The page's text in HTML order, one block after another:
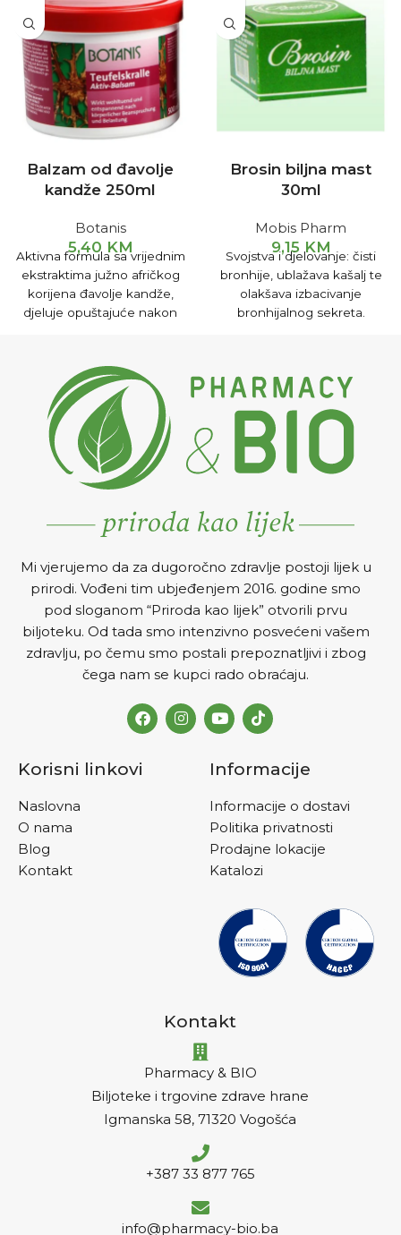
Balzam od đavolje
kandže 250ml
Botanis
5,40 KM
Aktivna formula sa vrijednim
ekstraktima južno afričkog
korijena đavolje kandže,
djeluje opuštajuće nakon
ramena i kičme.
Brosin biljna mast
30ml
Mobis Pharm
9,15 KM
Svojstva i djelovanje: čisti
bronhije, ublažava kašalj te
olakšava izbacivanje
bronhijalnog sekreta.
Mi vjerujemo da za dugoročno zdravlje postoji lijek u
prirodi. Vođeni tim ubjeđenjem 2016. godine smo
pod sloganom “Priroda kao lijek” otvorili prvu
biljoteku. Od tada smo intenzivno posvećeni vašem
zdravlju, po čemu smo postali prepoznatljivi i zbog
čega nam se kupci rado obraćaju.
Korisni linkovi
Naslovna
O nama
Blog
Kontakt
Informacije
Informacije o dostavi
Politika privatnosti
Prodajne lokacije
Katalozi
Kontakt
Pharmacy & BIO
Biljoteke i trgovine zdrave hrane
Igmanska 58, 71320 Vogošća
+387 33 877 765
info@pharmacy-bio.ba